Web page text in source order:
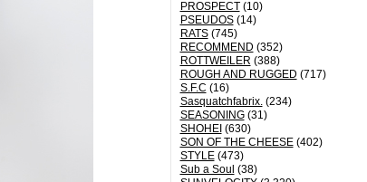
PROSPECT(10)
PSEUDOS(14)
RATS(745)
RECOMMEND (352)
ROTTWEILER (388)
ROUGH AND RUGGED (717)
S.F.C (16)
Sasquatchfabrix.(234)
SEASONING(31)
SHOHEI (630)
SON OF THE CHEESE(402)
STYLE(473)
Sub a Soul (38)